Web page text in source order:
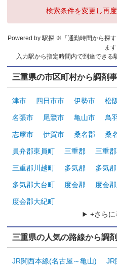
検索条件を変更し再
Powered by 駅探 ※「通勤時間から探
ます
入力駅から指定時間内で到達できる
三重県の市区町村から調剤
津市 四日市市 伊勢市 松
名張市 尾鷲市 亀山市 鳥
志摩市 伊賀市 桑名郡 桑
員弁郡東員町 三重郡 三重
三重郡川越町 多気郡 多気
多気郡大台町 度会郡 度会
度会郡大紀町
+さらに
三重県の人気の路線から調
JR関西本線(名古屋～亀山) JR